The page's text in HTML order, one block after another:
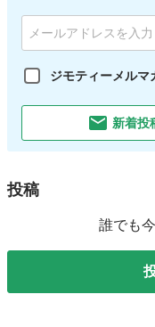
ジモティーメルマ
新着投
投稿
誰でも